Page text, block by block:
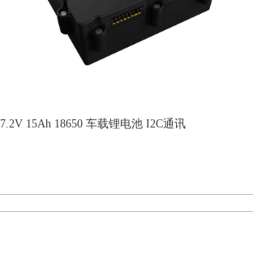
7.2V 15Ah 18650 车载锂电池 I2C通讯